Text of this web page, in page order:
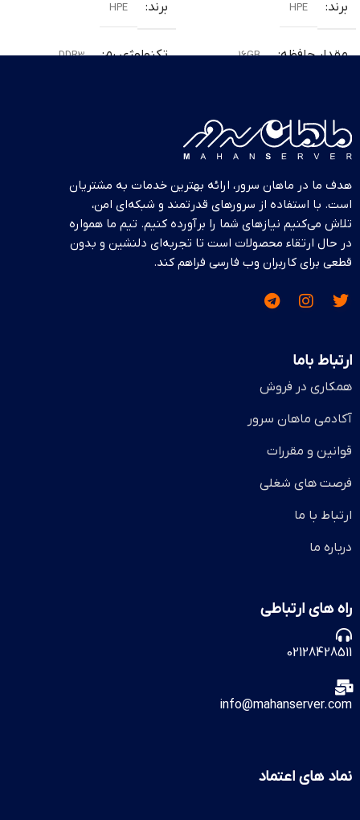
برند HPE
مقدار حافظه 16GB
تعداد ماژول 1x16GB
تصحیح خطا ECC
سرعت 2666 MHz
پارت نامبر HP 879507-B21
برند HPE
تکنولوژی رم DDR3
هدف ما در ماهان سرور، ارائه بهترین خدمات به مشتریان
است. با استفاده از سرورهای قدرتمند و شبکه‌ای امن،
تلاش می‌کنیم نیازهای شما را برآورده کنیم. تیم ما همواره
در حال ارتقاء محصولات است تا تجربه‌ای دلنشین و بدون
قطعی برای کاربران وب فارسی فراهم کند.
ارتباط باما
همکاری در فروش
آکادمی ماهان سرور
قوانین و مقررات
فرصت های شغلی
ارتباط با ما
درباره ما
راه های ارتباطی
02128428511
info@mahanserver.com
نماد های اعتماد